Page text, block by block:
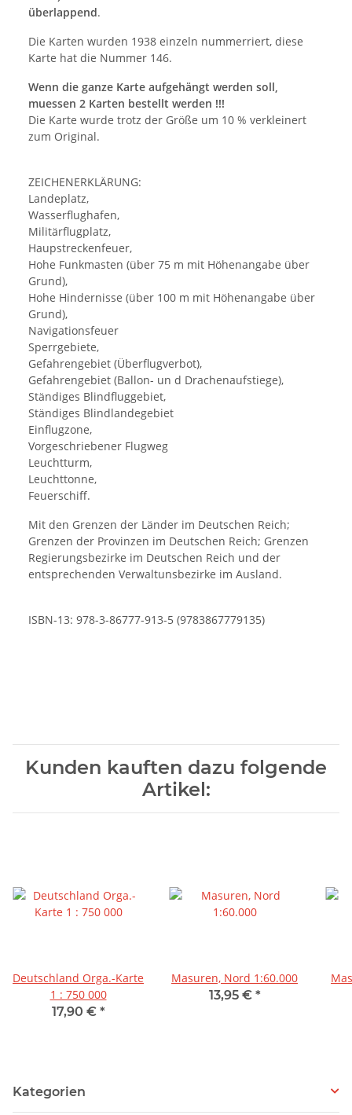
überlappend.
Die Karten wurden 1938 einzeln nummerriert, diese
Karte hat die Nummer 146.
Wenn die ganze Karte aufgehängt werden soll,
muessen 2 Karten bestellt werden !!!
Die Karte wurde trotz der Größe um 10 % verkleinert
zum Original.
ZEICHENERKLÄRUNG:
Landeplatz,
Wasserflughafen,
Militärflugplatz,
Haupstreckenfeuer,
Hohe Funkmasten (über 75 m mit Höhenangabe über
Grund),
Hohe Hindernisse (über 100 m mit Höhenangabe über
Grund),
Navigationsfeuer
Sperrgebiete,
Gefahrengebiet (Überflugverbot),
Gefahrengebiet (Ballon- un d Drachenaufstiege),
Ständiges Blindfluggebiet,
Ständiges Blindlandegebiet
Einflugzone,
Vorgeschriebener Flugweg
Leuchtturm,
Leuchttonne,
Feuerschiff.
Mit den Grenzen der Länder im Deutschen Reich;
Grenzen der Provinzen im Deutschen Reich; Grenzen
Regierungsbezirke im Deutschen Reich und der
entsprechenden Verwaltunsbezirke im Ausland.
ISBN-13: 978-3-86777-913-5 (9783867779135)
Kunden kauften dazu folgende
Artikel:
Deutschland Orga.-Karte
1 : 750 000
17,90 € *
Masuren, Nord 1:60.000
13,95 € *
Kategorien